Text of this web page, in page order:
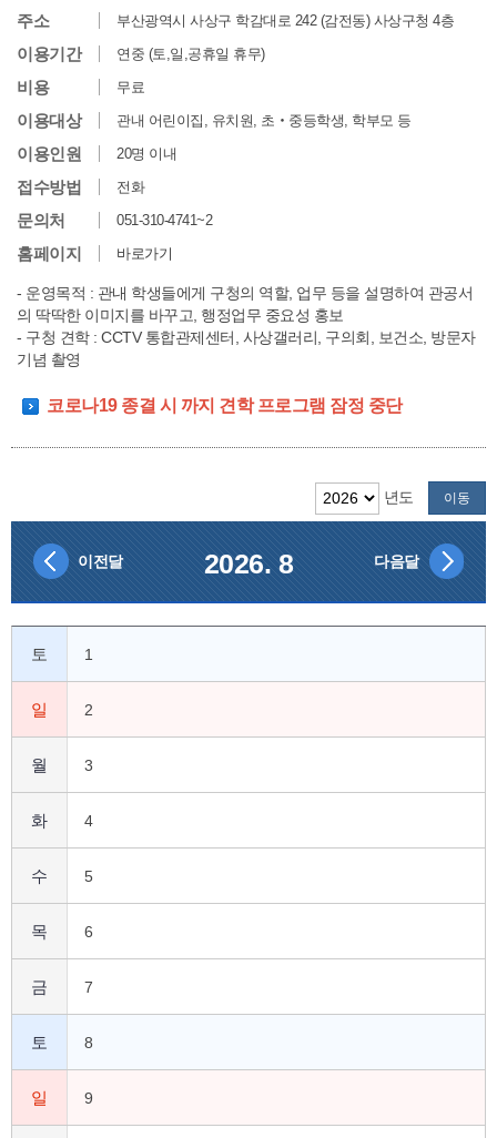
주소 부산광역시 사상구 학감대로 242 (감전동) 사상구청 4층
이용기간 연중 (토,일,공휴일 휴무)
비용 무료
이용대상 관내 어린이집, 유치원, 초‧중등학생, 학부모 등
이용인원 20명 이내
접수방법 전화
문의처 051-310-4741~2
홈페이지 바로가기
- 운영목적 : 관내 학생들에게 구청의 역할, 업무 등을 설명하여 관공서
의 딱딱한 이미지를 바꾸고, 행정업무 중요성 홍보
- 구청 견학 : CCTV 통합관제센터, 사상갤러리, 구의회, 보건소, 방문자
기념 촬영
코로나19 종결 시 까지 견학 프로그램 잠정 중단
년도 이동
이전달 다음달
2026. 8
토 1
일 2
월 3
화 4
수 5
목 6
금 7
토 8
일 9